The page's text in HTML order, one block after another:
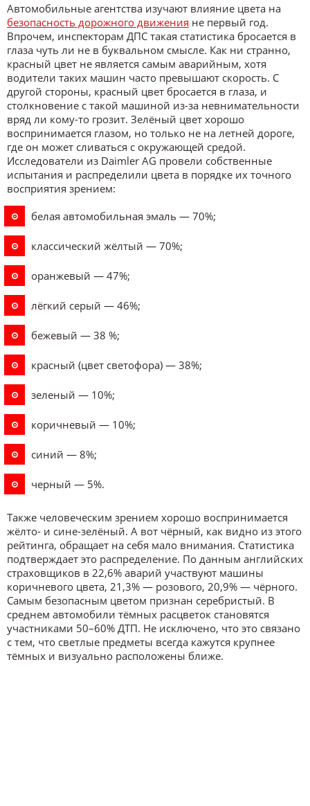
Автомобильные агентства изучают влияние цвета на
безопасность дорожного движения не первый год.
Впрочем, инспекторам ДПС такая статистика бросается в
глаза чуть ли не в буквальном смысле. Как ни странно,
красный цвет не является самым аварийным, хотя
водители таких машин часто превышают скорость. С
другой стороны, красный цвет бросается в глаза, и
столкновение с такой машиной из-за невнимательности
вряд ли кому-то грозит. Зелёный цвет хорошо
воспринимается глазом, но только не на летней дороге,
где он может сливаться с окружающей средой.
Исследователи из Daimler AG провели собственные
испытания и распределили цвета в порядке их точного
восприятия зрением:
белая автомобильная эмаль — 70%;
классический жёлтый — 70%;
оранжевый — 47%;
лёгкий серый — 46%;
бежевый — 38 %;
красный (цвет светофора) — 38%;
зеленый — 10%;
коричневый — 10%;
синий — 8%;
черный — 5%.
Также человеческим зрением хорошо воспринимается
жёлто- и сине-зелёный. А вот чёрный, как видно из этого
рейтинга, обращает на себя мало внимания. Статистика
подтверждает это распределение. По данным английских
страховщиков в 22,6% аварий участвуют машины
коричневого цвета, 21,3% — розового, 20,9% — чёрного.
Самым безопасным цветом признан серебристый. В
среднем автомобили тёмных расцветок становятся
участниками 50–60% ДТП. Не исключено, что это связано
с тем, что светлые предметы всегда кажутся крупнее
тёмных и визуально расположены ближе.